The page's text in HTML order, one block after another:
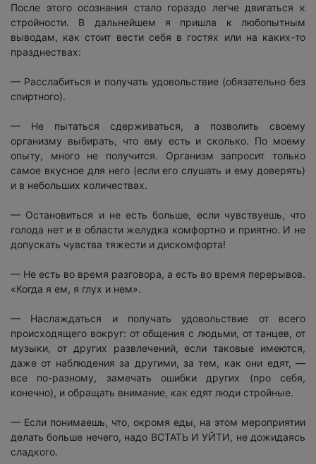
После этого осознания стало гораздо легче двигаться к
стройности. В дальнейшем я пришла к любопытным
выводам, как стоит вести себя в гостях или на каких-то
празднествах:
— Расслабиться и получать удовольствие (обязательно без
спиртного).
— Не пытаться сдерживаться, а позволить своему
организму выбирать, что ему есть и сколько. По моему
опыту, много не получится. Организм запросит только
самое вкусное для него (если его слушать и ему доверять)
и в небольших количествах.
— Остановиться и не есть больше, если чувствуешь, что
голода нет и в области желудка комфортно и приятно. И не
допускать чувства тяжести и дискомфорта!
— Не есть во время разговора, а есть во время перерывов.
«Когда я ем, я глух и нем».
— Наслаждаться и получать удовольствие от всего
происходящего вокруг: от общения с людьми, от танцев, от
музыки, от других развлечений, если таковые имеются,
даже от наблюдения за другими, за тем, как они едят, —
все по-разному, замечать ошибки других (про себя,
конечно), и обращать внимание, как едят люди стройные.
— Если понимаешь, что, окромя еды, на этом мероприятии
делать больше нечего, надо ВСТАТЬ И УЙТИ, не дожидаясь
сладкого.